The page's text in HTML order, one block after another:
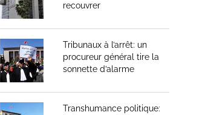
recouvrer
Tribunaux à l’arrêt: un
procureur général tire la
sonnette d’alarme
Transhumance politique: